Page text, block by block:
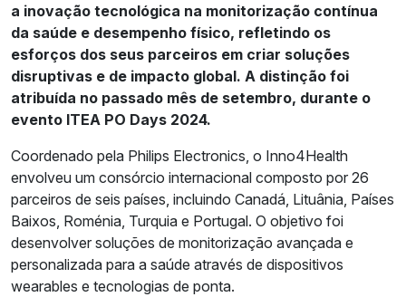
a inovação tecnológica na monitorização contínua
da saúde e desempenho físico, refletindo os
esforços dos seus parceiros em criar soluções
disruptivas e de impacto global. A distinção foi
atribuída no passado mês de setembro, durante o
evento ITEA PO Days 2024.
Coordenado pela Philips Electronics, o Inno4Health
envolveu um consórcio internacional composto por 26
parceiros de seis países, incluindo Canadá, Lituânia, Países
Baixos, Roménia, Turquia e Portugal. O objetivo foi
desenvolver soluções de monitorização avançada e
personalizada para a saúde através de dispositivos
wearables e tecnologias de ponta.